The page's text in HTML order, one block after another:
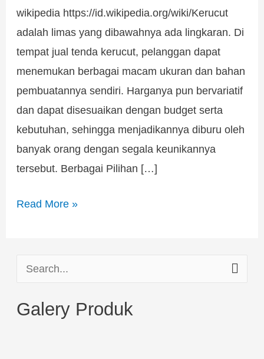
wikipedia https://id.wikipedia.org/wiki/Kerucut
adalah limas yang dibawahnya ada lingkaran. Di
tempat jual tenda kerucut, pelanggan dapat
menemukan berbagai macam ukuran dan bahan
pembuatannya sendiri. Harganya pun bervariatif
dan dapat disesuaikan dengan budget serta
kebutuhan, sehingga menjadikannya diburu oleh
banyak orang dengan segala keunikannya
tersebut. Berbagai Pilihan […]
Read More »
a
Galery Produk